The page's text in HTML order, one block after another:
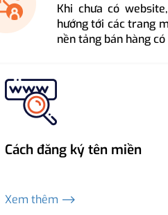
Khi chưa có
hướng tới các trang
nền tảng bán hàng có
Cách đăng ký tên miền
Xem thêm ⟶